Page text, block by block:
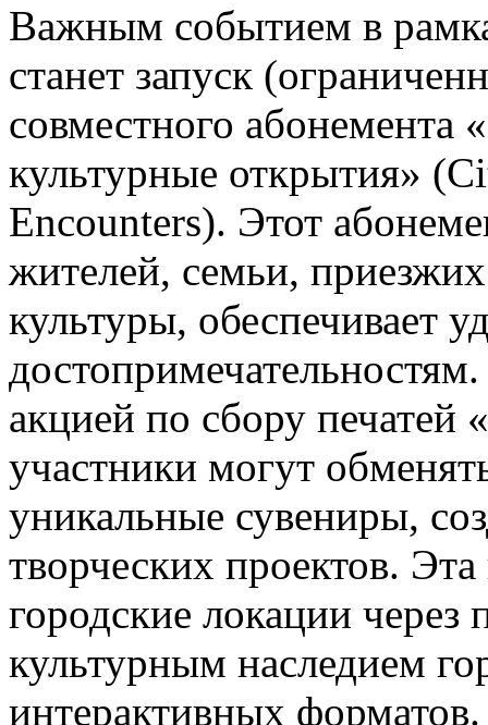
Важным событием в
станет запуск
совместного абонемента
культурные открытия»
Encounters). Этот
жителей, семьи,
культуры, обеспечивает
акцией по сбору печатей
участники могут
уникальные сувениры,
творческих проектов.
городские локации через
культурным наследием
интерактивных форматов.